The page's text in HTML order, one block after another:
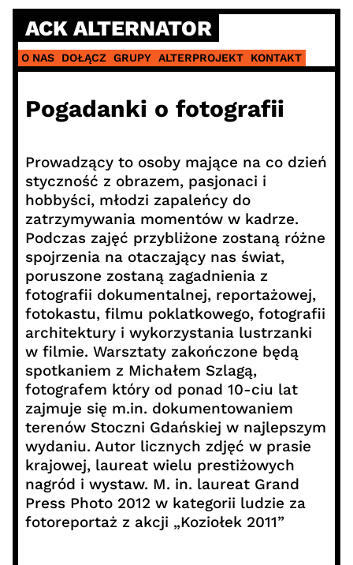
Skip
content
ACK ALTERNATOR
O NAS DOŁĄCZ GRUPY ALTERPROJEKT KONTAKT
Pogadanki o fotografii
Prowadzący to osoby mające na co dzień
styczność z obrazem, pasjonaci i
hobbyści, młodzi zapaleńcy do
zatrzymywania momentów w kadrze.
Podczas zajęć przybliżone zostaną różne
spojrzenia na otaczający nas świat,
poruszone zostaną zagadnienia z
fotografii dokumentalnej, reportażowej,
fotokastu, filmu poklatkowego, fotografii
architektury i wykorzystania lustrzanki
w filmie. Warsztaty zakończone będą
spotkaniem z Michałem Szlagą,
fotografem który od ponad 10-ciu lat
zajmuje się m.in. dokumentowaniem
terenów Stoczni Gdańskiej w najlepszym
wydaniu. Autor licznych zdjęć w prasie
krajowej, laureat wielu prestiżowych
nagród i wystaw. M. in. laureat Grand
Press Photo 2012 w kategorii ludzie za
fotoreportaż z akcji „Koziołek 2011”